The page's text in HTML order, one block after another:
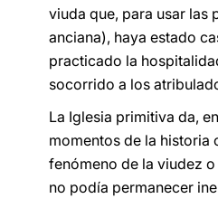
viuda que, para usar las
anciana), haya estado
practicado la
socorrido a los
La Iglesia primitiva da,
momentos de la historia
fenómeno de la viudez
no podía permanecer